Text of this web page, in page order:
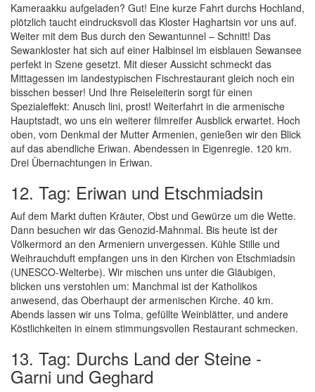
Kameraakku aufgeladen? Gut! Eine kurze Fahrt durchs Hochland,
plötzlich taucht eindrucksvoll das Kloster Haghartsin vor uns auf.
Weiter mit dem Bus durch den Sewantunnel – Schnitt! Das
Sewankloster hat sich auf einer Halbinsel im eisblauen Sewansee
perfekt in Szene gesetzt. Mit dieser Aussicht schmeckt das
Mittagessen im landestypischen Fischrestaurant gleich noch ein
bisschen besser! Und Ihre Reiseleiterin sorgt für einen
Spezialeffekt: Anusch lini, prost! Weiterfahrt in die armenische
Hauptstadt, wo uns ein weiterer filmreifer Ausblick erwartet. Hoch
oben, vom Denkmal der Mutter Armenien, genießen wir den Blick
auf das abendliche Eriwan. Abendessen in Eigenregie. 120 km.
Drei Übernachtungen in Eriwan.
12. Tag: Eriwan und Etschmiadsin
Auf dem Markt duften Kräuter, Obst und Gewürze um die Wette.
Dann besuchen wir das Genozid-Mahnmal. Bis heute ist der
Völkermord an den Armeniern unvergessen. Kühle Stille und
Weihrauchduft empfangen uns in den Kirchen von Etschmiadsin
(UNESCO-Welterbe). Wir mischen uns unter die Gläubigen,
blicken uns verstohlen um: Manchmal ist der Katholikos
anwesend, das Oberhaupt der armenischen Kirche. 40 km.
Abends lassen wir uns Tolma, gefüllte Weinblätter, und andere
Köstlichkeiten in einem stimmungsvollen Restaurant schmecken.
13. Tag: Durchs Land der Steine -
Garni und Geghard